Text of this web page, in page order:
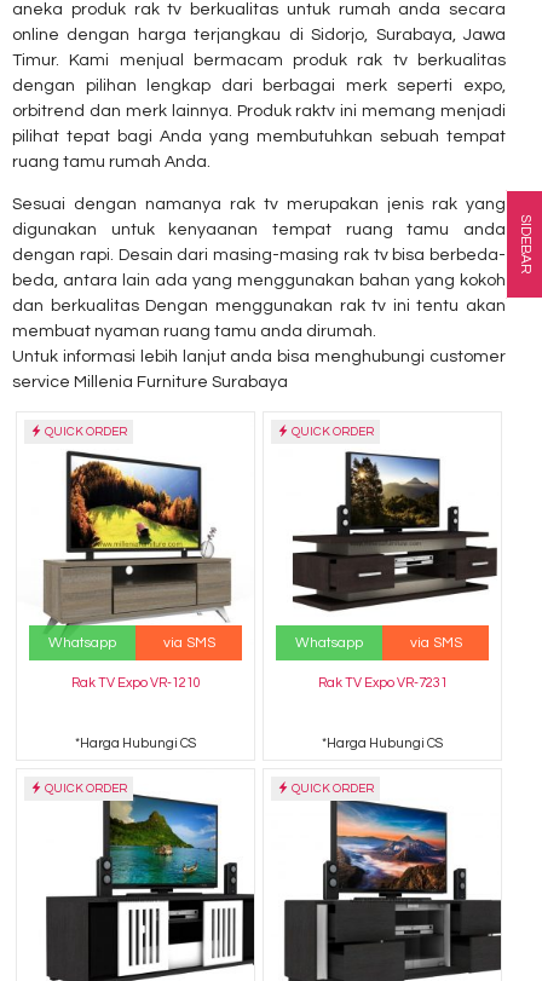
aneka produk rak tv berkualitas untuk rumah anda secara
online dengan harga terjangkau di Sidorjo, Surabaya, Jawa
Timur. Kami menjual bermacam produk rak tv berkualitas
dengan pilihan lengkap dari berbagai merk seperti expo,
orbitrend dan merk lainnya. Produk raktv ini memang menjadi
pilihat tepat bagi Anda yang membutuhkan sebuah tempat
ruang tamu rumah Anda.
Sesuai dengan namanya rak tv merupakan jenis rak yang
digunakan untuk kenyaanan tempat ruang tamu anda
dengan rapi. Desain dari masing-masing rak tv bisa berbeda-
beda, antara lain ada yang menggunakan bahan yang kokoh
dan berkualitas Dengan menggunakan rak tv ini tentu akan
membuat nyaman ruang tamu anda dirumah.
Untuk informasi lebih lanjut anda bisa menghubungi customer
service Millenia Furniture Surabaya
QUICK ORDER
Whatsapp via SMS
Rak TV Expo VR-1210
*Harga Hubungi CS
QUICK ORDER
Whatsapp via SMS
Rak TV Expo VR-7231
*Harga Hubungi CS
QUICK ORDER QUICK ORDER
SIDEBAR